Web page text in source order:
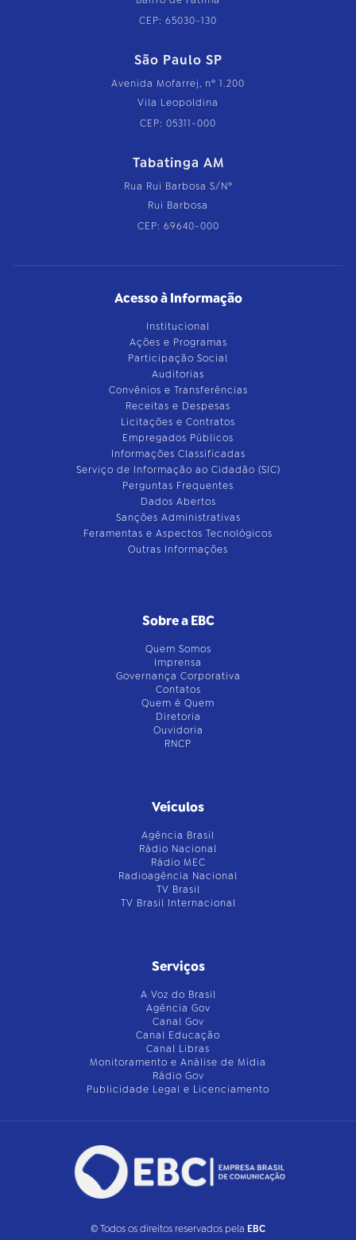
CEP: 65030-130
São Paulo SP
Avenida Mofarrej, nº 1.200
Vila Leopoldina
CEP: 05311-000
Tabatinga AM
Rua Rui Barbosa S/Nº
Rui Barbosa
CEP: 69640-000
Acesso à Informação
Institucional
Ações e Programas
Participação Social
Auditorias
Convênios e Transferências
Receitas e Despesas
Licitações e Contratos
Empregados Públicos
Informações Classificadas
Serviço de Informação ao Cidadão (SIC)
Perguntas Frequentes
Dados Abertos
Sanções Administrativas
Feramentas e Aspectos Tecnológicos
Outras Informações
Sobre a EBC
Quem Somos
Imprensa
Governança Corporativa
Contatos
Quem é Quem
Diretoria
Ouvidoria
RNCP
Veículos
Agência Brasil
Rádio Nacional
Rádio MEC
Radioagência Nacional
TV Brasil
TV Brasil Internacional
Serviços
A Voz do Brasil
Agência Gov
Canal Gov
Canal Educação
Canal Libras
Monitoramento e Análise de Mídia
Rádio Gov
Publicidade Legal e Licenciamento
© Todos os direitos reservados pela EBC